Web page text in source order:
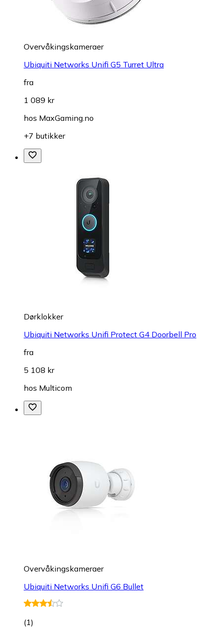
Overvåkings­kameraer
Ubiquiti Networks Unifi G5 Turret Ultra
fra
1 089 kr
hos MaxGaming.no
+7 butikker
Dørklokker
Ubiquiti Networks Unifi Protect G4 Doorbell Pro
fra
5 108 kr
hos Multicom
Overvåkings­kameraer
Ubiquiti Networks Unifi G6 Bullet
(1)